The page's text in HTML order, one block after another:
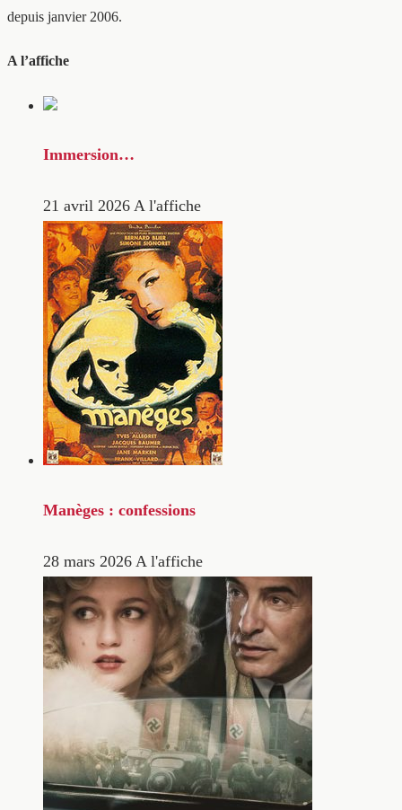
depuis janvier 2006.
A l’affiche
Immersion…
21 avril 2026 A l'affiche
Manèges : confessions
28 mars 2026 A l'affiche